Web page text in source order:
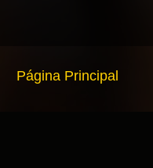
Página Principal